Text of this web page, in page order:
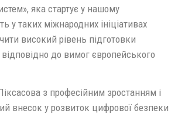
яка стартує у нашому
у таких міжнародних ініціативах
високий рівень підготовки
відповідно до вимог європейського
з професійним зростанням і
внесок у розвиток цифрової безпеки